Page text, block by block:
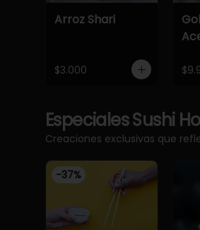
Arroz Shari
$3.000
Especiales Sushi
Creaciones exclusivas que
-37%